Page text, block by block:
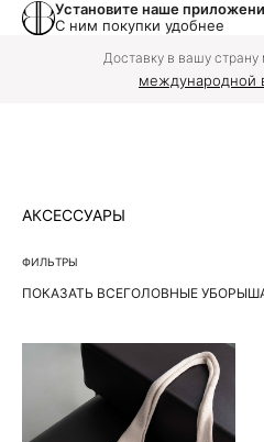
Установите наше
С ним покупки удобнее
Доставку в вашу
международной
АКСЕССУАРЫ
ФИЛЬТРЫ
ПОКАЗАТЬ ВСЕГОЛОВНЫЕ УБОРЫ